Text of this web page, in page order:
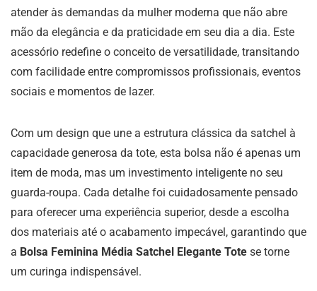
atender às demandas da mulher moderna que não abre
mão da elegância e da praticidade em seu dia a dia. Este
acessório redefine o conceito de versatilidade, transitando
com facilidade entre compromissos profissionais, eventos
sociais e momentos de lazer.
Com um design que une a estrutura clássica da satchel à
capacidade generosa da tote, esta bolsa não é apenas um
item de moda, mas um investimento inteligente no seu
guarda-roupa. Cada detalhe foi cuidadosamente pensado
para oferecer uma experiência superior, desde a escolha
dos materiais até o acabamento impecável, garantindo que
a Bolsa Feminina Média Satchel Elegante Tote se torne
um curinga indispensável.